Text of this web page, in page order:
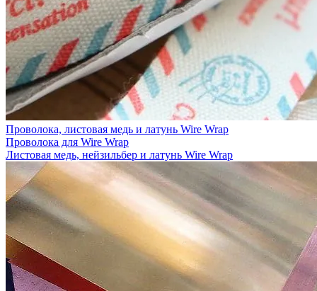
Проволока, листовая медь и латунь Wire Wrap
Проволока для Wire Wrap
Листовая медь, нейзильбер и латунь Wire Wrap